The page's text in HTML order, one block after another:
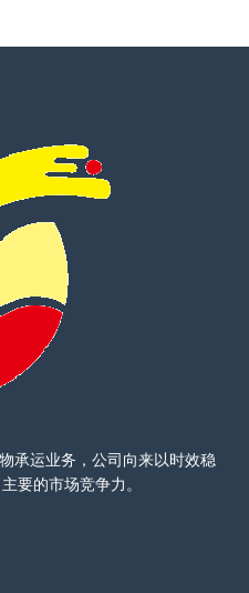
承运业务，公司向来以时效稳
要的市场竞争力。